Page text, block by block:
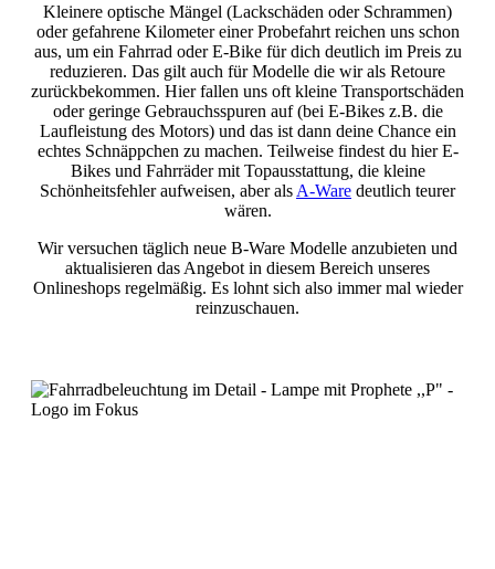
Kleinere optische Mängel (Lackschäden oder Schrammen)
oder gefahrene Kilometer einer Probefahrt reichen uns schon
aus, um ein Fahrrad oder E-Bike für dich deutlich im Preis zu
reduzieren. Das gilt auch für Modelle die wir als Retoure
zurückbekommen. Hier fallen uns oft kleine Transportschäden
oder geringe Gebrauchsspuren auf (bei E-Bikes z.B. die
Laufleistung des Motors) und das ist dann deine Chance ein
echtes Schnäppchen zu machen. Teilweise findest du hier E-
Bikes und Fahrräder mit Topausstattung, die kleine
Schönheitsfehler aufweisen, aber als A-Ware deutlich teurer
wären.
Wir versuchen täglich neue B-Ware Modelle anzubieten und
aktualisieren das Angebot in diesem Bereich unseres
Onlineshops regelmäßig. Es lohnt sich also immer mal wieder
reinzuschauen.